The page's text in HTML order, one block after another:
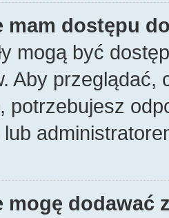
mam dostępu
mogą być
Aby
potrzebujesz
mogę dodawać